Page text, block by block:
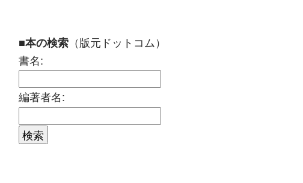
■本の検索（版元ドットコム）
書名:
編著者名: